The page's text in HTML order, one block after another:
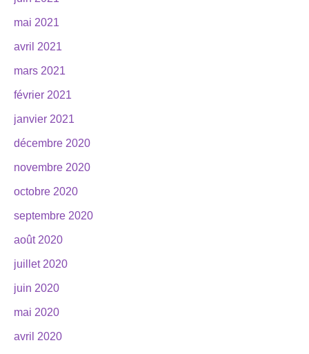
mai 2021
avril 2021
mars 2021
février 2021
janvier 2021
décembre 2020
novembre 2020
octobre 2020
septembre 2020
août 2020
juillet 2020
juin 2020
mai 2020
avril 2020